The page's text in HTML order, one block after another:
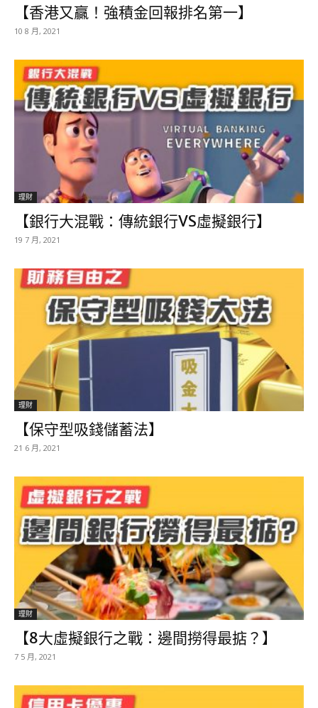
【香港又贏！強積金回報排名第一】
10 8 月, 2021
理財
【銀行大混戰：傳統銀行VS虛擬銀行】
19 7 月, 2021
理財
【保守型吸錢儲蓄法】
21 6 月, 2021
理財
【8大虛擬銀行之戰：邊間撈得最掂？】
7 5 月, 2021